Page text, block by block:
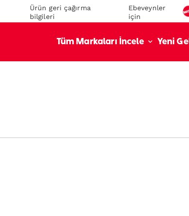
Ürün geri çağırma
bilgileri
Ebeveynler
için
Tüm Markaları İncele Yeni